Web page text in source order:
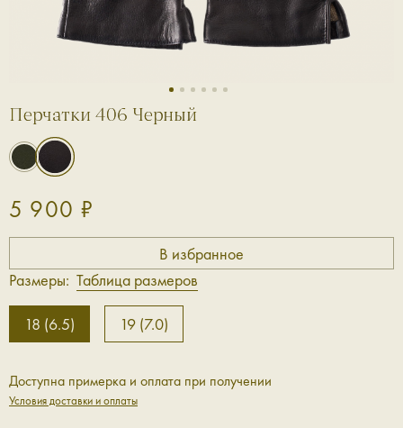
1 2 3 4 5 6
Перчатки 406 Черный
5 900 ₽
Размеры: Таблица размеров
18 (6.5) 19 (7.0)
Доступна примерка и оплата при получении
Условия доставки и оплаты